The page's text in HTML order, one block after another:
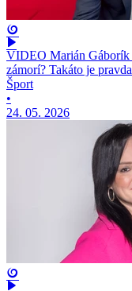
VIDEO Marián Gáborík
zámorí? Takáto je
Šport
•
24. 05. 2026